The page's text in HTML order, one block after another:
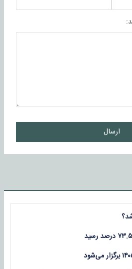
ارسال